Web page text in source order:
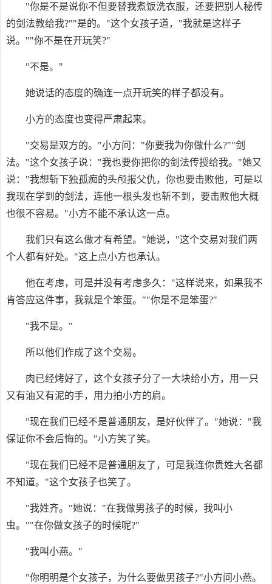
"你是不是说你不但要替我煮饭洗衣服，还要把别人秘传
的剑法教给我?""是的。"这个女孩子道，"我就是这样子
说。""你不是在开玩笑?"
"不是。"
她说话的态度的确连一点开玩笑的样子都没有。
小方的态度也变得严肃起来。
"交易是双方的。"小方问："你要我为你做什么?""剑
法。"这个女孩子说："我也要你把你的剑法传授给我。"她又
说："我想斩下独孤痴的头颅报父仇，你也要击败他，可是以
我现在学到的剑法，连他一根头发也斩不到，要击败他大概
也很不容易。"小方不能不承认这一点。
我们只有这么做才有希望。"她说，"这个交易对我们两
个人都有好处。"这上点小方也承认。
他在考虑，可是并没有考虑多久："这样说来，如果我不
肯答应这件事，我就是个笨蛋。""你是不是笨蛋?"
"我不是。"
所以他们作成了这个交易。
肉已经烤好了，这个女孩子分了一大块给小方，用一只
又有油又有泥的手，用力拍小方的肩。
"现在我们已经不是普通朋友，是好伙伴了。"她说："我
保证你不会后悔的。"小方笑了笑。
"现在我们已经不是普通朋友了，可是我连你贵姓大名都
不知道。"这个女孩子也笑了。
"我姓齐。"她说："在我做男孩子的时候，我叫小
虫。""在你做女孩子的时候呢?"
"我叫小燕。"
"你明明是个女孩子，为什么要做男孩子?"小方问小燕。